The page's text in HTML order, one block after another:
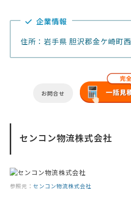
企業情報
住所：岩手県 胆沢郡金ケ崎町
お問合せ
センコン物流株式会社
参照元： センコン物流株式会社